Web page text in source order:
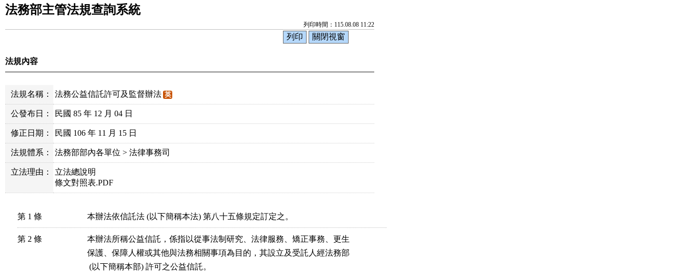
法務部主管法規查詢系統
列印時間：115.08.08 11:22
法規內容
法規名稱： 法務公益信託許可及監督辦法 英
公發布日： 民國 85 年 12 月 04 日
修正日期： 民國 106 年 11 月 15 日
法規體系： 法務部部內各單位 > 法律事務司
立法理由：
立法總說明
條文對照表.PDF
第 1 條 本辦法依信託法 (以下簡稱本法) 第八十五條規定訂定之。
第 2 條
本辦法所稱公益信託，係指以從事法制研究、法律服務、矯正事務、更生
保護、保障人權或其他與法務相關事項為目的，其設立及受託人經法務部
(以下簡稱本部) 許可之公益信託。